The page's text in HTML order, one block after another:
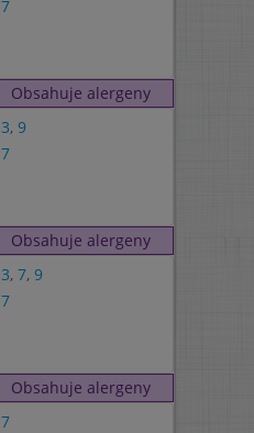
7
Obsahuje alergeny
3, 9
7
Obsahuje alergeny
3, 7, 9
7
Obsahuje alergeny
7